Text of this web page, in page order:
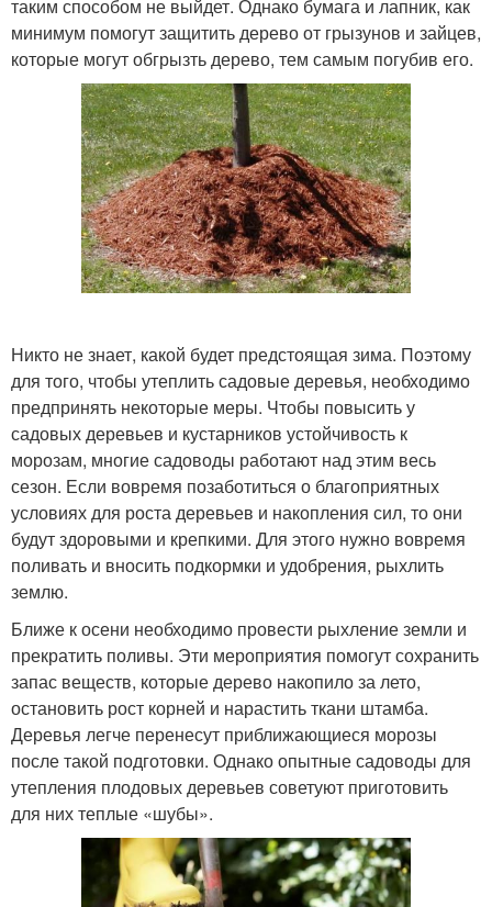
таким способом не выйдет. Однако бумага и лапник, как
минимум помогут защитить дерево от грызунов и зайцев,
которые могут обгрызть дерево, тем самым погубив его.
Никто не знает, какой будет предстоящая зима. Поэтому
для того, чтобы утеплить садовые деревья, необходимо
предпринять некоторые меры. Чтобы повысить у
садовых деревьев и кустарников устойчивость к
морозам, многие садоводы работают над этим весь
сезон. Если вовремя позаботиться о благоприятных
условиях для роста деревьев и накопления сил, то они
будут здоровыми и крепкими. Для этого нужно вовремя
поливать и вносить подкормки и удобрения, рыхлить
землю.
Ближе к осени необходимо провести рыхление земли и
прекратить поливы. Эти мероприятия помогут сохранить
запас веществ, которые дерево накопило за лето,
остановить рост корней и нарастить ткани штамба.
Деревья легче перенесут приближающиеся морозы
после такой подготовки. Однако опытные садоводы для
утепления плодовых деревьев советуют приготовить
для них теплые «шубы».